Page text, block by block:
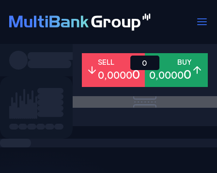
Todo Forex Metales
SELL
0,00000
BUY
0,00000
0